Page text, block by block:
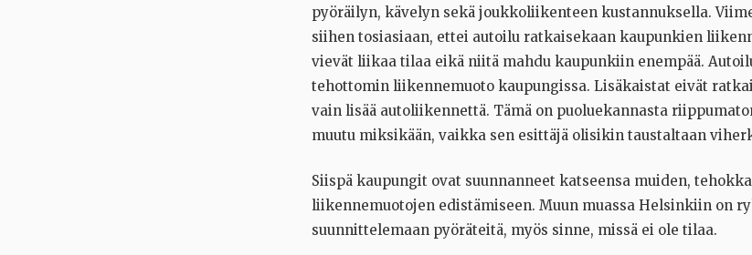
pyöräilyn, kävelyn sekä joukkoliikenteen kustannuksella.
siihen tosiasiaan, ettei autoilu ratkaisekaan kaupunkien
vievät liikaa tilaa eikä niitä mahdu kaupunkiin enempää.
tehottomin liikennemuoto kaupungissa. Lisäkaistat eivät
vain lisää autoliikennettä. Tämä on puoluekannasta
muutu miksikään, vaikka sen esittäjä olisikin taustaltaan
Siispä kaupungit ovat suunnanneet katseensa muiden,
liikennemuotojen edistämiseen. Muun muassa Helsinkiin on
suunnittelemaan pyöräteitä, myös sinne, missä ei ole tilaa.